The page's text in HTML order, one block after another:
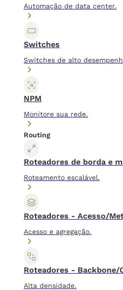
Automação de data center.
Switches
Switches de alto
NPM
Monitore sua rede.
Routing
Roteadores de borda e
Roteamento escalável.
Roteadores - Acesso/
Acesso e agregação.
Roteadores - Backbone/
Alta densidade.